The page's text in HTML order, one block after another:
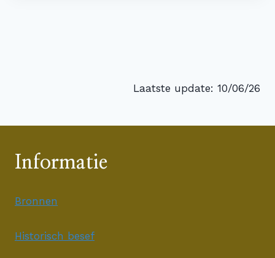
Laatste update: 10/06/26
Informatie
Bronnen
Historisch besef